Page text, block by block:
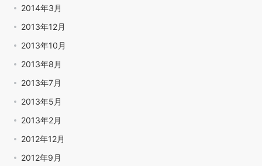
2014年3月
2013年12月
2013年10月
2013年8月
2013年7月
2013年5月
2013年2月
2012年12月
2012年9月